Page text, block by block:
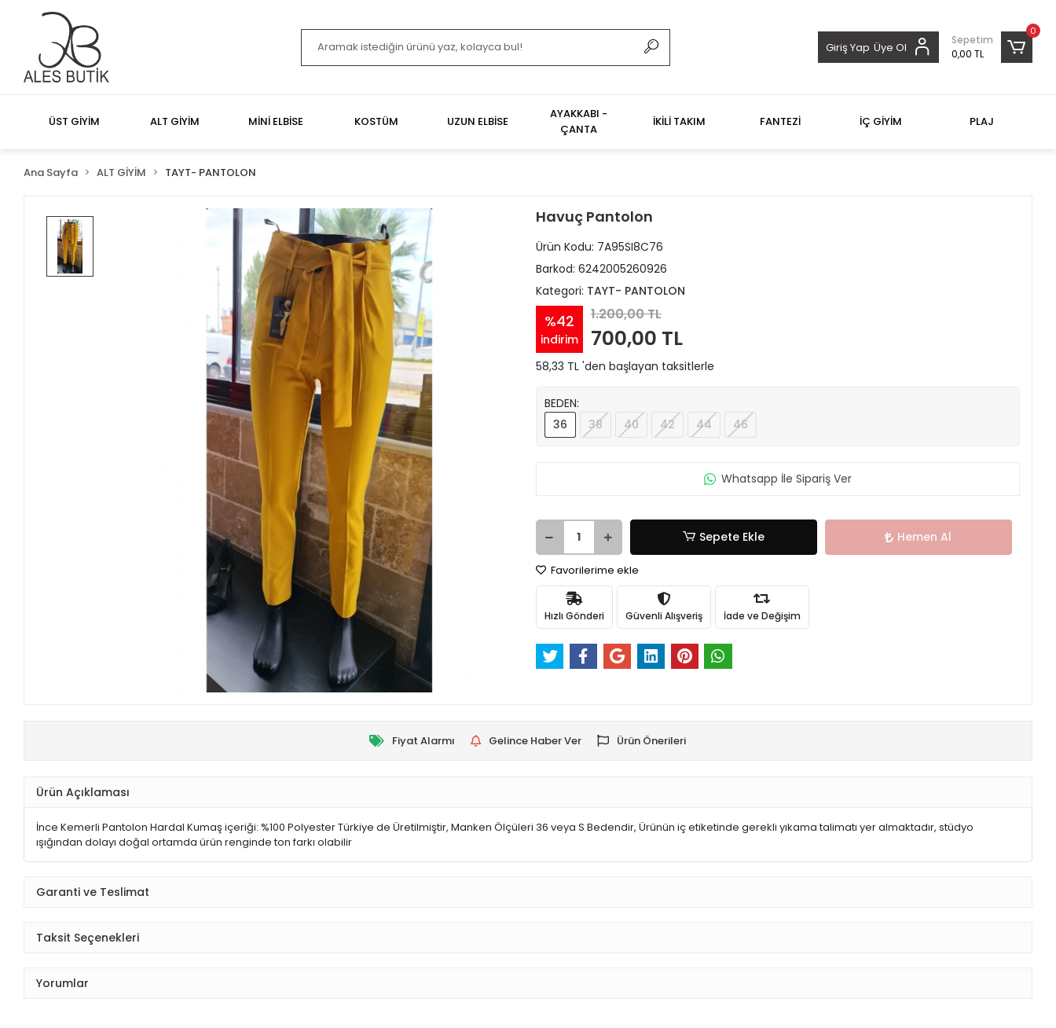
Giriş Yap Üye Ol
0
Sepetim
0,00 TL
ÜST GİYİM ALT GİYİM MİNİ ELBİSE KOSTÜM UZUN ELBİSE
AYAKKABI -
ÇANTA
İKİLİ TAKIM FANTEZİ İÇ GİYİM PLAJ
Ana Sayfa ALT GİYİM TAYT- PANTOLON
Havuç Pantolon
Ürün Kodu: 7A95SI8C76
Barkod: 6242005260926
Kategori: TAYT- PANTOLON
%42
indirim
1.200,00 TL
700,00 TL
58,33 TL 'den başlayan taksitlerle
BEDEN:
36
38 40 42 44 46
Whatsapp İle Sipariş Ver
Sepete Ekle Hemen Al
Favorilerime ekle
Hızlı Gönderi Güvenli Alışveriş İade ve Değişim
Fiyat Alarmı Gelince Haber Ver Ürün Önerileri
Ürün Açıklaması
İnce Kemerli Pantolon Hardal Kumaş içeriği: %100 Polyester Türkiye de Üretilmiştir, Manken Ölçüleri 36 veya S Bedendir, Ürünün iç etiketinde gerekli yıkama talimatı yer almaktadır, stüdyo
ışığından dolayı doğal ortamda ürün renginde ton farkı olabilir
Garanti ve Teslimat
Taksit Seçenekleri
Yorumlar